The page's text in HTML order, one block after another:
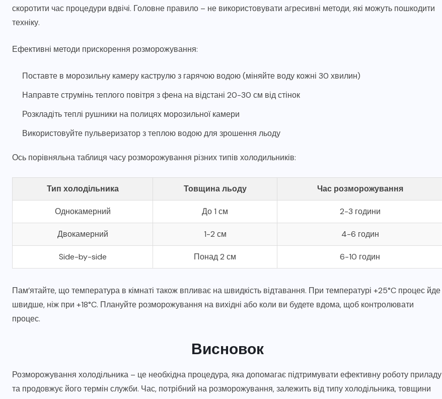
скоротити час процедури вдвічі. Головне правило – не використовувати агресивні методи, які можуть пошкодити
техніку.
Ефективні методи прискорення розморожування:
Поставте в морозильну камеру каструлю з гарячою водою (міняйте воду кожні 30 хвилин)
Направте струмінь теплого повітря з фена на відстані 20-30 см від стінок
Розкладіть теплі рушники на полицях морозильної камери
Використовуйте пульверизатор з теплою водою для зрошення льоду
Ось порівняльна таблиця часу розморожування різних типів холодильників:
Тип холодільника Товщина льоду Час розморожування
Однокамерний До 1 см 2-3 години
Двокамерний 1-2 см 4-6 годин
Side-by-side Понад 2 см 6-10 годин
Пам’ятайте, що температура в кімнаті також впливає на швидкість відтавання. При температурі +25°C процес йде
швидше, ніж при +18°C. Плануйте розморожування на вихідні або коли ви будете вдома, щоб контролювати
процес.
Висновок
Розморожування холодільника – це необхідна процедура, яка допомагає підтримувати ефективну роботу приладу
та продовжує його термін служби. Час, потрібний на розморожування, залежить від типу холодільника, товщини